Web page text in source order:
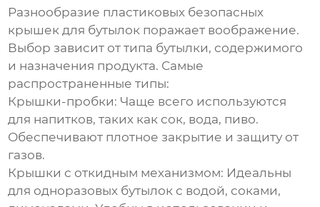
Разнообразие пластиковых безопасных
крышек для бутылок поражает воображение.
Выбор зависит от типа бутылки, содержимого
и назначения продукта. Самые
распространенные типы:
Крышки-пробки: Чаще всего используются
для напитков, таких как сок, вода, пиво.
Обеспечивают плотное закрытие и защиту от
газов.
Крышки с откидным механизмом: Идеальны
для одноразовых бутылок с водой, соками,